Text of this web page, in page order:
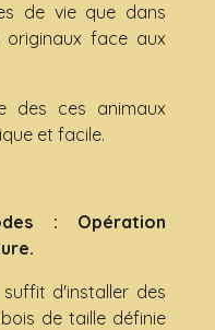
de vie que dans
originaux face aux
des ces animaux
et facile.
: Opération
suffit d'installer des
de taille définie